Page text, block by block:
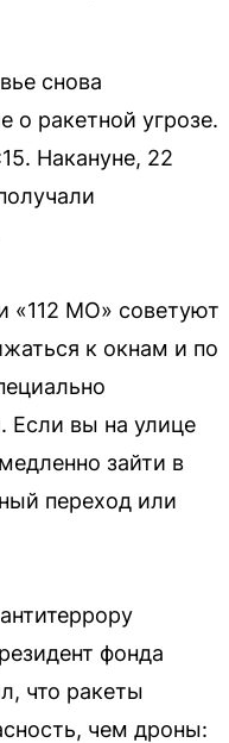
снова
о ракетной угрозе.
Накануне, 22
«112 МО» советуют
к окнам и по
Если вы на улице
зайти в
переход или
фонда
что ракеты
чем дроны: